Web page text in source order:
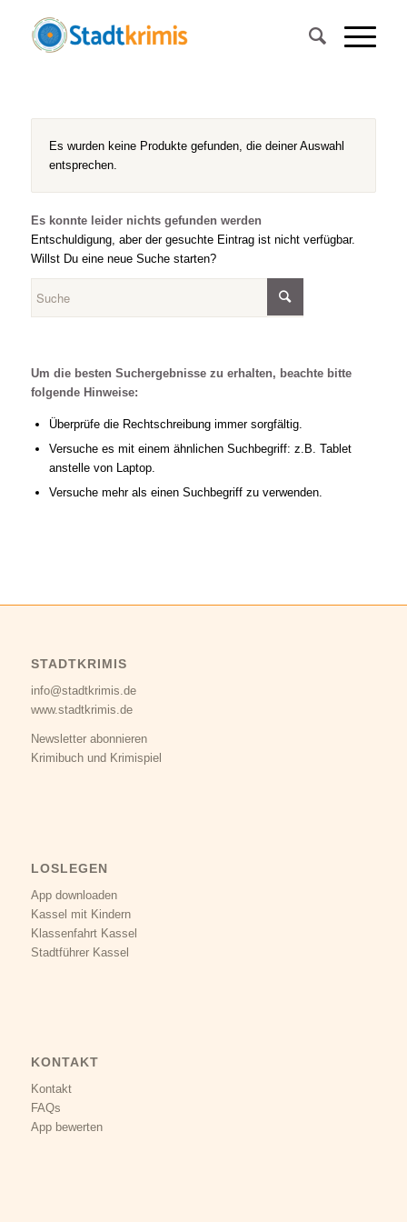
Es wurden keine Produkte gefunden, die deiner Auswahl
entsprechen.
Es konnte leider nichts gefunden werden
Entschuldigung, aber der gesuchte Eintrag ist nicht verfügbar.
Willst Du eine neue Suche starten?
Um die besten Suchergebnisse zu erhalten, beachte bitte
folgende Hinweise:
Überprüfe die Rechtschreibung immer sorgfältig.
Versuche es mit einem ähnlichen Suchbegriff: z.B. Tablet
anstelle von Laptop.
Versuche mehr als einen Suchbegriff zu verwenden.
STADTKRIMIS
info@stadtkrimis.de
www.stadtkrimis.de
Newsletter abonnieren
Krimibuch und Krimispiel
LOSLEGEN
App downloaden
Kassel mit Kindern
Klassenfahrt Kassel
Stadtführer Kassel
KONTAKT
Kontakt
FAQs
App bewerten